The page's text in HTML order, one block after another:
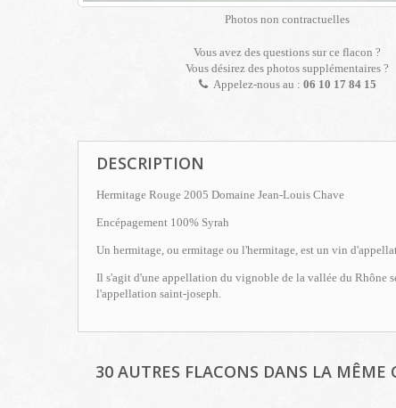
Photos non contractuelles
Vous avez des questions sur ce flacon ?
Vous désirez des photos supplémentaires ?
Appelez-nous au : 06 10 17 84 15
DESCRIPTION
Hermitage Rouge 2005 Domaine Jean-Louis Chave
Encépagement 100% Syrah
Un hermitage, ou ermitage ou l'hermitage, est un vin
Il s'agit d'une appellation du vignoble de la vallée du Rhône
l'appellation saint-joseph.
30 AUTRES FLACONS DANS LA MÊME